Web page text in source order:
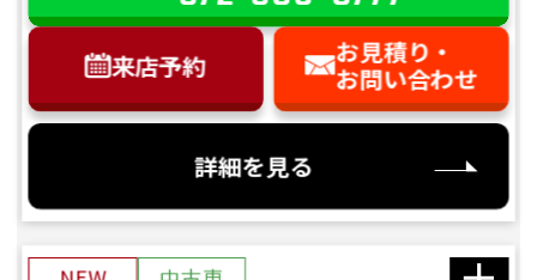
来店予約
お見積り・
お問い合わせ
詳細を見る